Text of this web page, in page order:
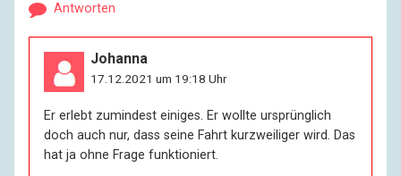
Antworten
Johanna
17.12.2021 um 19:18 Uhr
Er erlebt zumindest einiges. Er wollte ursprünglich
doch auch nur, dass seine Fahrt kurzweiliger wird. Das
hat ja ohne Frage funktioniert.